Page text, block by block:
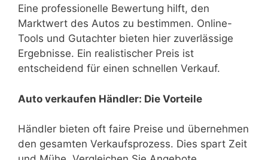
Eine professionelle Bewertung hilft, den
Marktwert des Autos zu bestimmen. Online-
Tools und Gutachter bieten hier zuverlässige
Ergebnisse. Ein realistischer Preis ist
entscheidend für einen schnellen Verkauf.
Auto verkaufen Händler: Die Vorteile
Händler bieten oft faire Preise und übernehmen
den gesamten Verkaufsprozess. Dies spart Zeit